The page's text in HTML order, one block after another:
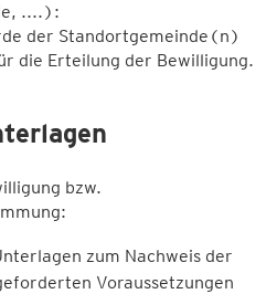
....):
der Standortgemeinde(n)
die Erteilung der Bewilligung.
bzw.
zum Nachweis der
Voraussetzungen